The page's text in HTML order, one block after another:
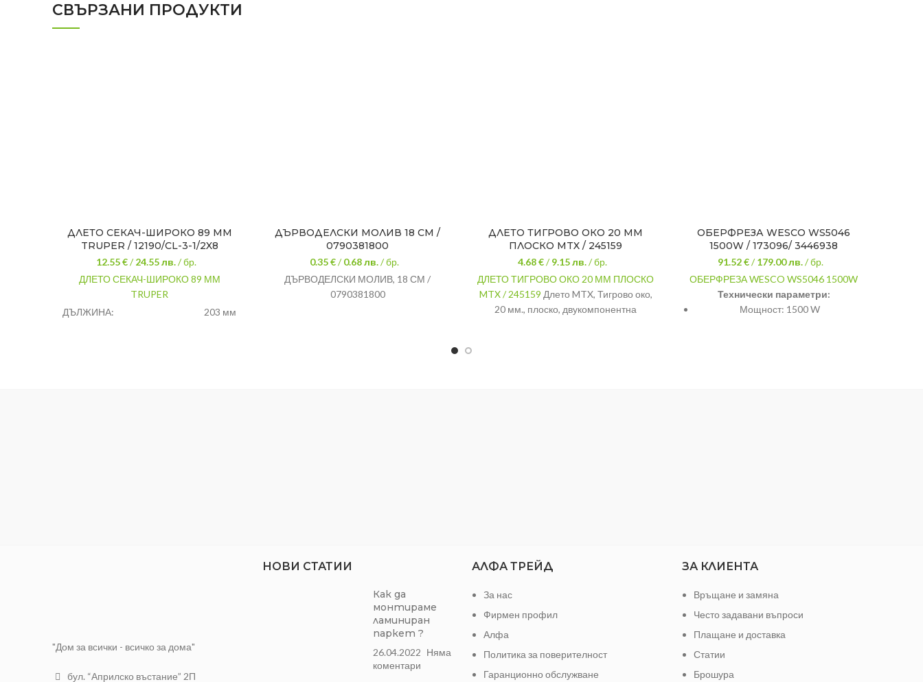
СВЪРЗАНИ ПРОДУКТИ
ДЛЕТО СЕКАЧ-ШИРОКО 89 ММ
TRUPER / 12190/CL-3-1/2X8
12.55 €/24.55лв. / бр.
ДЛЕТО СЕКАЧ-ШИРОКО 89 ММ
TRUPER
ДЪЛЖИНА:
203 мм
ДЪРВОДЕЛСКИ МОЛИВ 18 СМ /
0790381800
0.35 €/0.68лв. / бр.
ДЪРВОДЕЛСКИ МОЛИВ, 18 СМ /
0790381800
ДЛЕТО ТИГРОВО ОКО 20 ММ
ПЛОСКО MTX / 245159
4.68 €/9.15лв. / бр.
ДЛЕТО ТИГРОВО ОКО 20 ММ ПЛОСКО
MTX / 245159 Длето MTX, Тигрово око,
20 мм., плоско, двукомпонентна
ОБЕРФРЕЗА WESCO WS5046
1500W / 173096/ 3446938
91.52 €/179.00лв. / бр.
ОБЕРФРЕЗА WESCO WS5046 1500W
Технически параметри:
Мощност: 1500 W
"Дом за всички - всичко за дома"
бул. “Априлско въстание” 2П
НОВИ СТАТИИ
Как да
монтираме
ламиниран
паркет ?
26.04.2022 Няма
коментари
АЛФА ТРЕЙД
За нас
Фирмен профил
Алфа
Политика за поверителност
Гаранционно обслужване
ЗА КЛИЕНТА
Връщане и замяна
Често задавани въпроси
Плащане и доставка
Статии
Брошура